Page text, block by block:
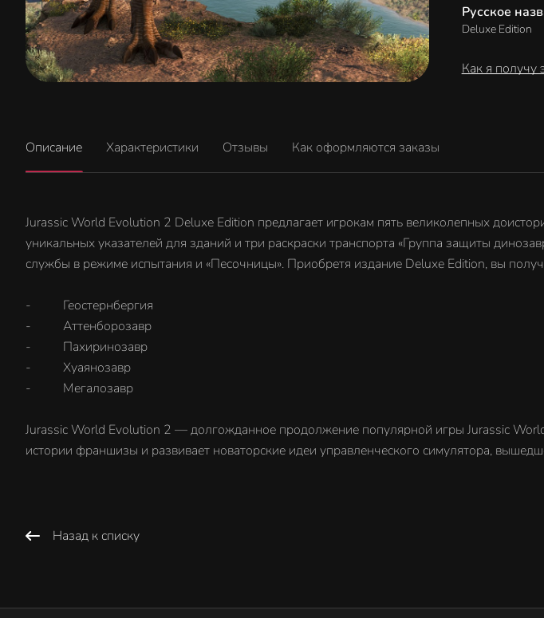
Русское
Deluxe Edition
Как я получу
Описание Характеристики Отзывы Как оформляются заказы
Jurassic World Evolution 2 Deluxe Edition предлагает игрокам пять великолепных
уникальных указателей для зданий и три раскраски транспорта «Группа защиты
службы в режиме испытания и «Песочницы». Приобретя издание Deluxe Edition, вы
- Геостернбергия
- Аттенборозавр
- Пахиринозавр
- Хуаянозавр
- Мегалозавр
Jurassic World Evolution 2 — долгожданное продолжение популярной игры Jurassic
истории франшизы и развивает новаторские идеи управленческого симулятора,
Назад к списку